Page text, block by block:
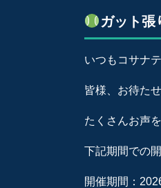
ガット張
いつもコサナ
皆様、お待た
たくさんお声
下記期間での
開催期間：